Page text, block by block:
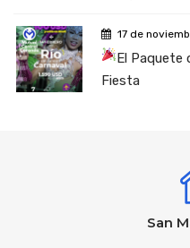
17 de
El Paquete
Fiesta
San